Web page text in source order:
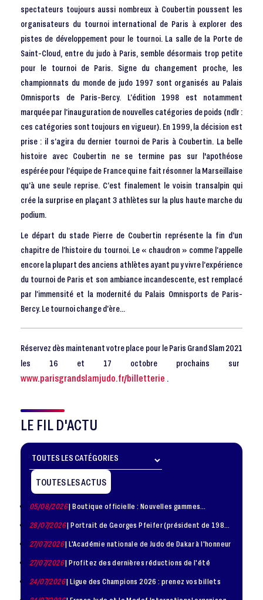
spectateurs toujours aussi nombreux à Coubertin poussent les
organisateurs du tournoi international de Paris à explorer des
pistes de développement pour le tournoi. La salle de la Porte de
Saint-Cloud, entre du judo à Paris, semble désormais trop petite
pour le tournoi de Paris. Signe du changement proche, les
championnats du monde de judo 1997 sont organisés au Palais
Omnisports de Paris-Bercy. L’édition 1998 est notamment
marquée par l’inauguration de nouvelles catégories de poids (ndlr :
ces catégories sont toujours en vigueur). En 1999, la décision est
prise : il s’agira du dernier tournoi de Paris à Coubertin. La belle
histoire avec Coubertin ne se termine pas sur l'apothéose
espérée pour l’équipe de France qui ne fait résonner la Marseillaise
qu’à une seule reprise. C’est finalement le voisin transalpin qui
crée la surprise en plaçant 3 athlètes sur la plus haute marche du
podium.
Le départ du stade Pierre de Coubertin représente la fin d’un
chapitre de l’histoire du tournoi. Le « chaudron » comme l’appelle
encore la plupart des anciens athlètes ayant pu y vivre l’expérience
du tournoi de Paris et son ambiance incandescente, est remplacé
par l’immensité et la modernité du Palais Omnisports de Paris-
Bercy. Le tournoi change d’ère...
Réservez dès maintenant votre place pour le Paris Grand Slam 2021
les 16 et 17 octobre prochains sur
www.parisgrandslamjudo.fr/billetterie .
LE FIL D'ACTU
TOUTES LES ACTUS
05/08/2026| Boutique officielle : Nouvelles gammes
28/07/2026| Portrait de Georges Pfeifer (président de 1981
27/07/2026| L'Académie nationale de Judo de Dakar à l'honneur
27/07/2026| Profitez des dernières réductions de l'été
24/07/2026| Ligue des Champions 2026 : prenez vos billets